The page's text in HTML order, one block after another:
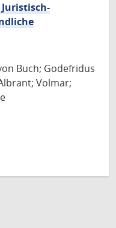
Juristisch-
Buch; Godefridus
Volmar;